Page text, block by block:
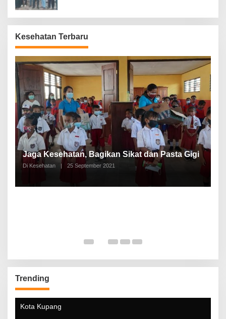
Kesehatan Terbaru
Jaga Kesehatan, Bagikan Sikat dan Pasta Gigi
Di Kesehatan | 25 September 2021
Trending
Kota Kupang